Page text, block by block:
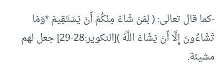
-كما قال تعالى: ( لِمَنْ شَاءَ مِنْكُمْ أَنْ يَسْتَقِيمَ *وَمَا
تَشَاءُونَ إِلَّا أَنْ يَشَاءَ اللَّهُ )[التكوير:28-29] جعل لهم
مشيئة.